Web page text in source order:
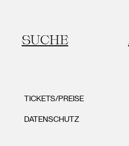
SUCHE
TICKETS/PREISE
DATENSCHUTZ